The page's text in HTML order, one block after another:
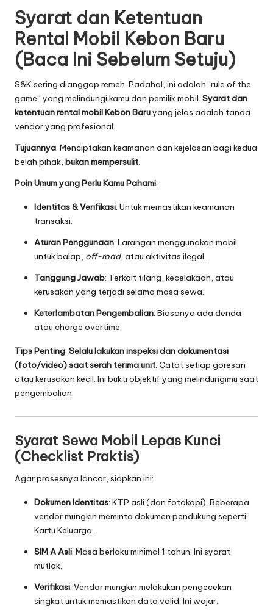
Syarat dan Ketentuan
Rental Mobil Kebon Baru
(Baca Ini Sebelum Setuju)
S&K sering dianggap remeh. Padahal, ini adalah “rule of the
game” yang melindungi kamu dan pemilik mobil. Syarat dan
ketentuan rental mobil Kebon Baruyang jelas adalah tanda
vendor yang profesional.
Tujuannya: Menciptakan keamanan dan kejelasan bagi kedua
belah pihak, bukan mempersulit.
Poin Umum yang Perlu Kamu Pahami:
Identitas & Verifikasi: Untuk memastikan keamanan
transaksi.
Aturan Penggunaan: Larangan menggunakan mobil
untuk balap, off-road, atau aktivitas ilegal.
Tanggung Jawab: Terkait tilang, kecelakaan, atau
kerusakan yang terjadi selama masa sewa.
Keterlambatan Pengembalian: Biasanya ada denda
atau charge overtime.
Tips Penting: Selalu lakukan inspeksi dan dokumentasi
(foto/video) saat serah terima unit.Catat setiap goresan
atau kerusakan kecil. Ini bukti objektif yang melindungimu saat
pengembalian.
Syarat Sewa Mobil Lepas Kunci
(Checklist Praktis)
Agar prosesnya lancar, siapkan ini:
Dokumen Identitas: KTP asli (dan fotokopi). Beberapa
vendor mungkin meminta dokumen pendukung seperti
Kartu Keluarga.
SIM A Asli: Masa berlaku minimal 1 tahun. Ini syarat
mutlak.
Verifikasi: Vendor mungkin melakukan pengecekan
singkat untuk memastikan data valid. Ini wajar.